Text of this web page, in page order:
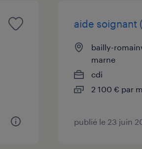
aide soignant
bailly-
marne
cdi
2 100 € par
publié le 23 juin